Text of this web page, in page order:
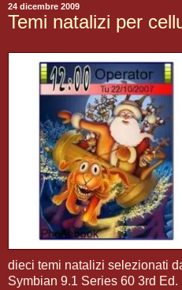
24 dicembre 2009
Temi natalizi per
dieci temi natalizi selezionati
Symbian 9.1 Series 60 3rd Ed.